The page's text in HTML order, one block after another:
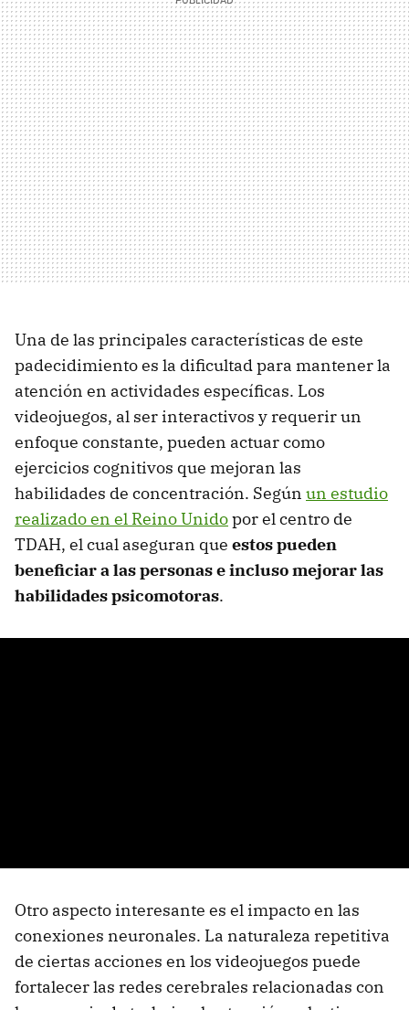
Una de las principales características de este
padecidimiento es la dificultad para mantener la
atención en actividades específicas. Los
videojuegos, al ser interactivos y requerir un
enfoque constante, pueden actuar como
ejercicios cognitivos que mejoran las
habilidades de concentración. Según un estudio
realizado en el Reino Unidopor el centro de
TDAH, el cual aseguran que estos pueden
beneficiar a las personas e incluso mejorar las
habilidades psicomotoras.
Otro aspecto interesante es el impacto en las
conexiones neuronales. La naturaleza repetitiva
de ciertas acciones en los videojuegos puede
fortalecer las redes cerebrales relacionadas con